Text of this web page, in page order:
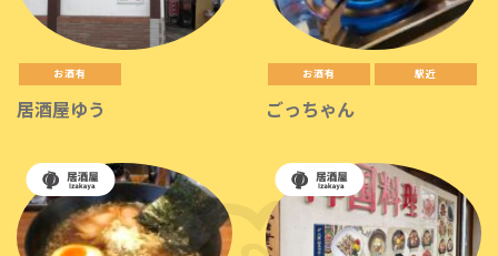
お酒有
居酒屋ゆう
お酒有 駅近
ごっちゃん